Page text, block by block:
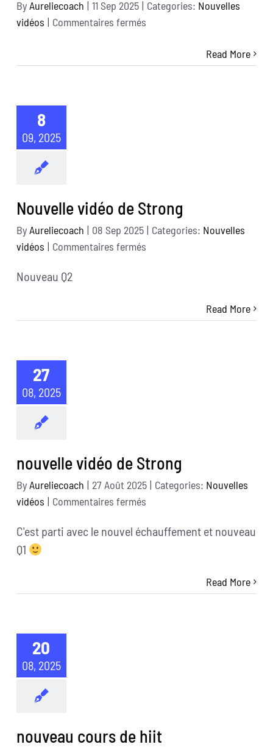
ByAureliecoach | 11 Sep 2025 | Categories: Nouvelles
vidéos | Commentaires ferméssur
Read More
8
09, 2025
Nouvelle vidéo de Strong
ByAureliecoach | 08 Sep 2025 | Categories: Nouvelles
vidéos | Commentaires ferméssur
Nouveau Q2
Read More
27
08, 2025
nouvelle vidéo de Strong
ByAureliecoach | 27 Août 2025 | Categories: Nouvelles
vidéos | Commentaires ferméssur
vidéo
C'est parti avec le nouvel échauffement et nouveau
Q1
Read More
20
08, 2025
nouveau cours de hiit